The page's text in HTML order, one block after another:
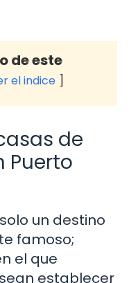
de este
el indice
de
Puerto
un destino
famoso;
el que
establecer